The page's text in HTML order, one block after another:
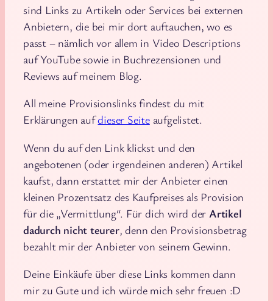
sind Links zu Artikeln oder Services bei externen
Anbietern, die bei mir dort auftauchen, wo es
passt – nämlich vor allem in Video Descriptions
auf YouTube sowie in Buchrezensionen und
Reviews auf meinem Blog.
All meine Provisionslinks findest du mit
Erklärungen aufdieser Seiteaufgelistet.
Wenn du auf den Link klickst und den
angebotenen (oder irgendeinen anderen) Artikel
kaufst, dann erstattet mir der Anbieter einen
kleinen Prozentsatz des Kaufpreises als Provision
für die „Vermittlung“. Für dich wird der Artikel
dadurch nicht teurer, denn den Provisionsbetrag
bezahlt mir der Anbieter von seinem Gewinn.
Deine Einkäufe über diese Links kommen dann
mir zu Gute und ich würde mich sehr freuen :D